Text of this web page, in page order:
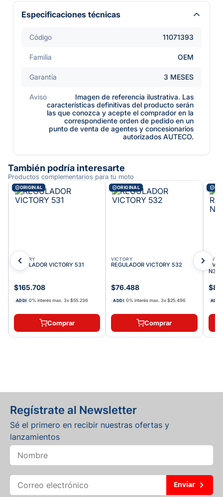
Especificaciones técnicas
Código 11071393
Familia OEM
Garantía 3 MESES
Aviso
Imagen de referencia ilustrativa. Las
características definitivas del producto serán
las que conozca y acepte el comprador en la
correspondiente orden de pedido en un
punto de venta de agentes y concesionarios
autorizados AUTECO.
También podría interesarte
Productos complementarios para tu moto
ORIGINAL
VICTORY
REGULADOR VICTORY 531
$165.708
ADDI 0% interés max. 3x$55.236
Comprar
ORIGINAL
VICTORY
REGULADOR VICTORY 532
$76.488
ADDI 0% interés max.3x$25.496
Comprar
TVS
TVS
ADDI
Regístrate al Newsletter
Sé el primero en recibir nuestras ofertas y
lanzamientos
Enviar